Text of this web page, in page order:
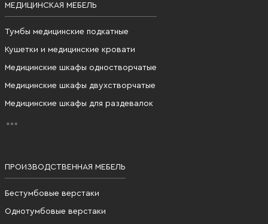
МЕДИЦИНСКАЯ МЕБЕЛЬ
Тумбы медицинские подкатные
Кушетки и медицинские кровати
Медицинские шкафы одностворчатые
Медицинские шкафы двухстворчатые
Медицинские шкафы для раздевалок
ПРОИЗВОДСТВЕННАЯ МЕБЕЛЬ
Бестумбовые верстаки
Однотумбовые верстаки